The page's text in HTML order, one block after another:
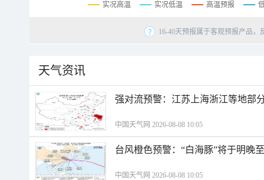
实况高温 实况低温 高温预报
16-40天预报属于客观预报产品
天气资讯
强对流预警：江苏上海浙江等地部
中国天气网 2026-08-08 10:05
台风橙色预警：“白海豚”将于明晚
中国天气网 2026-08-08 10:05